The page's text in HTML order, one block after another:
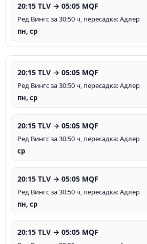
20:15 TLV → 05:05 MQF
Ред Вингс за 30:50 ч, пересадка: Адлер
пн, ср
20:15 TLV → 05:05 MQF
Ред Вингс за 30:50 ч, пересадка: Адлер
пн, ср
20:15 TLV → 05:05 MQF
Ред Вингс за 30:50 ч, пересадка: Адлер
ср
20:15 TLV → 05:05 MQF
Ред Вингс за 30:50 ч, пересадка: Адлер
пн, ср
20:15 TLV → 05:05 MQF